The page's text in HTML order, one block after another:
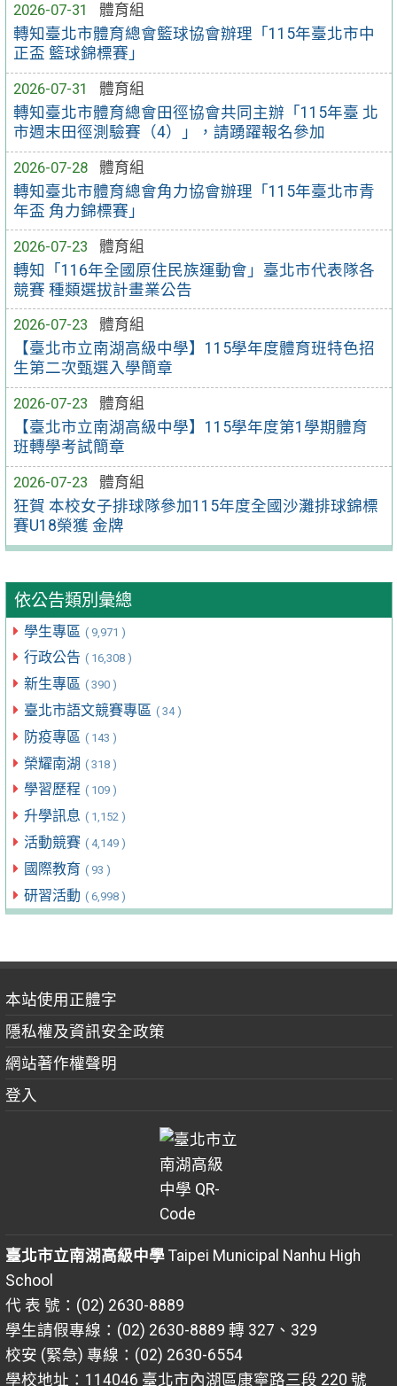
2026-07-31
體育組
轉知臺北市體育總會籃球協會辦理「115年臺北市中
正盃 籃球錦標賽」
2026-07-31
體育組
轉知臺北市體育總會田徑協會共同主辦「115年臺 北
市週末田徑測驗賽（4）」，請踴躍報名參加
2026-07-28
體育組
轉知臺北市體育總會角力協會辦理「115年臺北市青
年盃 角力錦標賽」
2026-07-23
體育組
轉知「116年全國原住民族運動會」臺北市代表隊各
競賽 種類選拔計畫業公告
2026-07-23
體育組
【臺北市立南湖高級中學】115學年度體育班特色招
生第二次甄選入學簡章
2026-07-23
體育組
【臺北市立南湖高級中學】115學年度第1學期體育
班轉學考試簡章
2026-07-23
體育組
狂賀 本校女子排球隊參加115年度全國沙灘排球錦標
賽U18榮獲 金牌
依公告類別彙總
學生專區 ( 9,971 )
行政公告 ( 16,308 )
新生專區 ( 390 )
臺北市語文競賽專區 ( 34 )
防疫專區 ( 143 )
榮耀南湖 ( 318 )
學習歷程 ( 109 )
升學訊息 ( 1,152 )
活動競賽 ( 4,149 )
國際教育 ( 93 )
研習活動 ( 6,998 )
本站使用正體字
隱私權及資訊安全政策
網站著作權聲明
登入
臺北市立南湖高級中學Taipei Municipal Nanhu High
School
代 表 號：(02) 2630-8889
學生請假專線：(02) 2630-8889 轉 327、329
校安 (緊急) 專線：(02) 2630-6554
學校地址：114046 臺北市內湖區康寧路三段 220 號